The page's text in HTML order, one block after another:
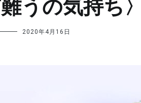
難うの気持ち
2020年4月16日